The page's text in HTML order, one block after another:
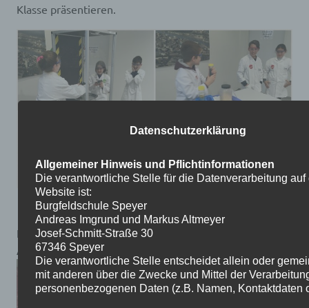
Klasse präsentieren.
Hier noch ein paar weitere Eindrücke von diesem tollen
Ausflug:
Datenschutzerklärung
Allgemeiner Hinweis und Pflichtinformationen
Die verantwortliche Stelle für die Datenverarbeitung auf
Website ist:
Burgfeldschule Speyer
Andreas Imgrund und Markus Altmeyer
Josef-Schmitt-Straße 30
67346 Speyer
Die verantwortliche Stelle entscheidet allein oder
mit anderen über die Zwecke und Mittel der
personenbezogenen Daten (z.B. Namen, Kontaktdaten